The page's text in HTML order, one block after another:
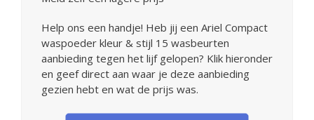
Help ons een handje! Heb jij een Ariel Compact
waspoeder kleur & stijl 15 wasbeurten
aanbieding tegen het lijf gelopen? Klik hieronder
en geef direct aan waar je deze aanbieding
gezien hebt en wat de prijs was.